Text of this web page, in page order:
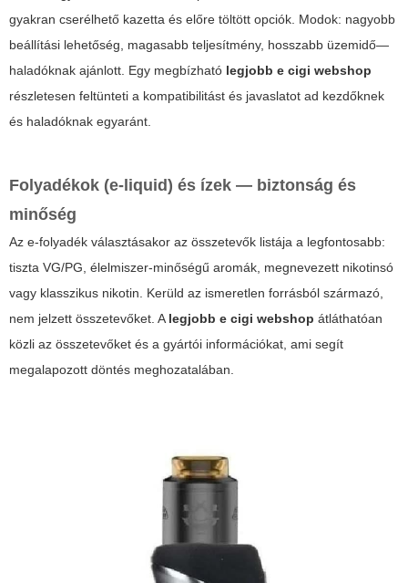
gyakran cserélhető kazetta és előre töltött opciók. Modok: nagyobb
beállítási lehetőség, magasabb teljesítmény, hosszabb üzemidő—
haladóknak ajánlott. Egy megbízható legjobb e cigi webshop
részletesen feltünteti a kompatibilitást és javaslatot ad kezdőknek
és haladóknak egyaránt.
Folyadékok (e-liquid) és ízek — biztonság és
minőség
Az e-folyadék választásakor az összetevők listája a legfontosabb:
tiszta VG/PG, élelmiszer-minőségű aromák, megnevezett nikotinsó
vagy klasszikus nikotin. Kerüld az ismeretlen forrásból származó,
nem jelzett összetevőket. Alegjobb e cigi webshop átláthatóan
közli az összetevőket és a gyártói információkat, ami segít
megalapozott döntés meghozatalában.